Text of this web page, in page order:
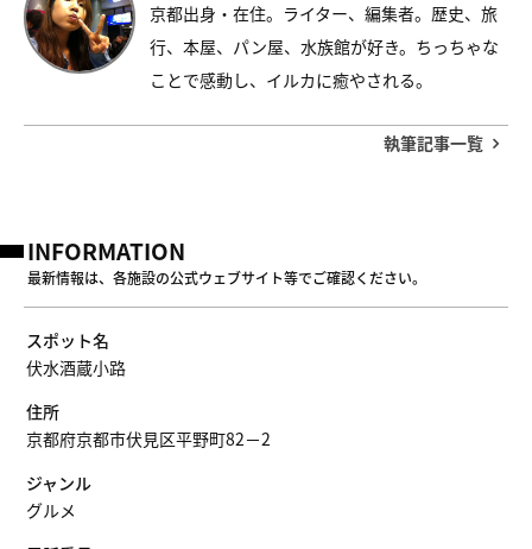
京都出身・在住。ライター、編集者。歴史、旅
行、本屋、パン屋、水族館が好き。ちっちゃな
ことで感動し、イルカに癒やされる。
執筆記事一覧
INFORMATION
最新情報は、各施設の公式ウェブサイト等でご確認ください。
スポット名
伏水酒蔵小路
住所
京都府京都市伏見区平野町82－2
ジャンル
グルメ